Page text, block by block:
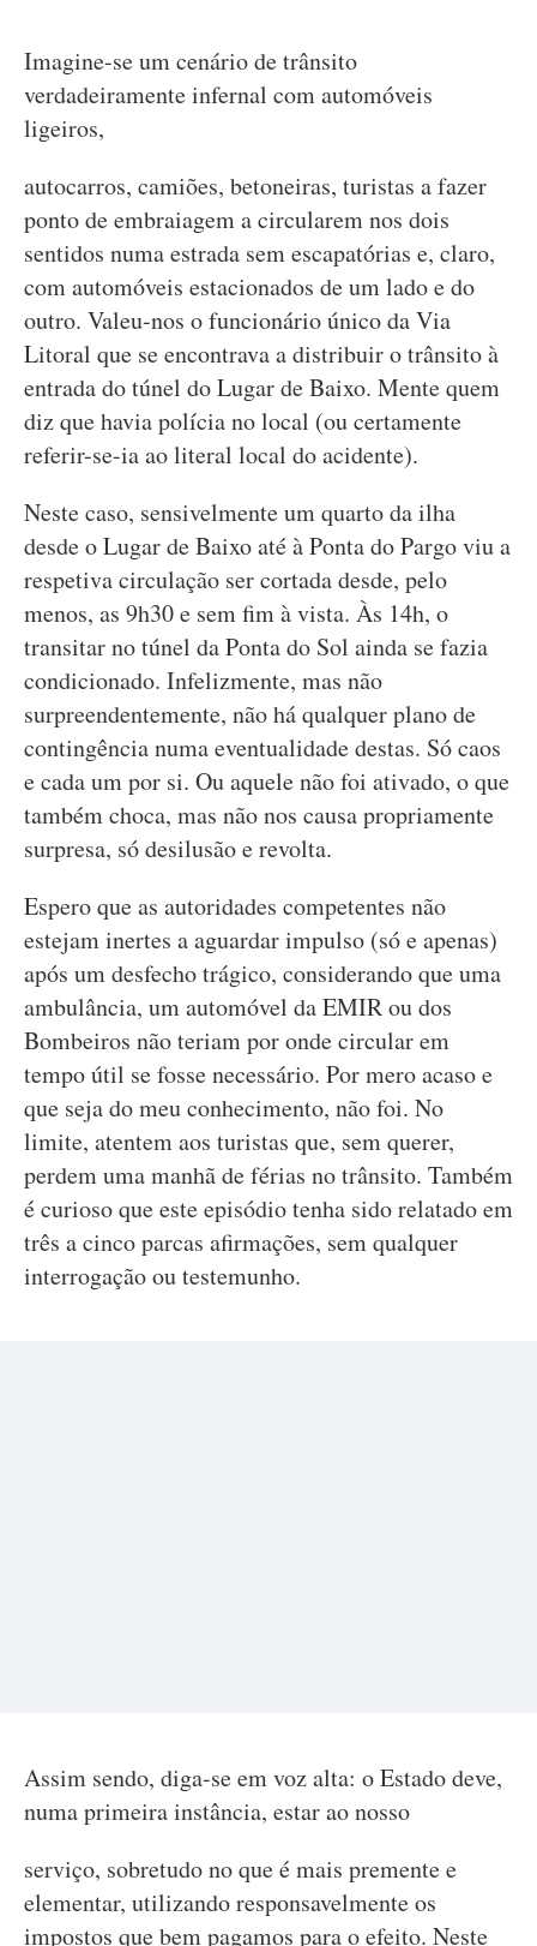
Imagine-se um cenário de trânsito
verdadeiramente infernal com automóveis
ligeiros,
autocarros, camiões, betoneiras, turistas a fazer
ponto de embraiagem a circularem nos dois
sentidos numa estrada sem escapatórias e, claro,
com automóveis estacionados de um lado e do
outro. Valeu-nos o funcionário único da Via
Litoral que se encontrava a distribuir o trânsito à
entrada do túnel do Lugar de Baixo. Mente quem
diz que havia polícia no local (ou certamente
referir-se-ia ao literal local do acidente).
Neste caso, sensivelmente um quarto da ilha
desde o Lugar de Baixo até à Ponta do Pargo viu a
respetiva circulação ser cortada desde, pelo
menos, as 9h30 e sem fim à vista. Às 14h, o
transitar no túnel da Ponta do Sol ainda se fazia
condicionado. Infelizmente, mas não
surpreendentemente, não há qualquer plano de
contingência numa eventualidade destas. Só caos
e cada um por si. Ou aquele não foi ativado, o que
também choca, mas não nos causa propriamente
surpresa, só desilusão e revolta.
Espero que as autoridades competentes não
estejam inertes a aguardar impulso (só e apenas)
após um desfecho trágico, considerando que uma
ambulância, um automóvel da EMIR ou dos
Bombeiros não teriam por onde circular em
tempo útil se fosse necessário. Por mero acaso e
que seja do meu conhecimento, não foi. No
limite, atentem aos turistas que, sem querer,
perdem uma manhã de férias no trânsito. Também
é curioso que este episódio tenha sido relatado em
três a cinco parcas afirmações, sem qualquer
interrogação ou testemunho.
Assim sendo, diga-se em voz alta: o Estado deve,
numa primeira instância, estar ao nosso
serviço, sobretudo no que é mais premente e
elementar, utilizando responsavelmente os
impostos que bem pagamos para o efeito. Neste